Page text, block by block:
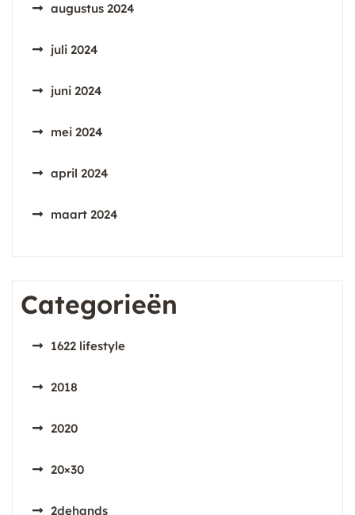
augustus 2024
juli 2024
juni 2024
mei 2024
april 2024
maart 2024
Categorieën
1622 lifestyle
2018
2020
20×30
2dehands